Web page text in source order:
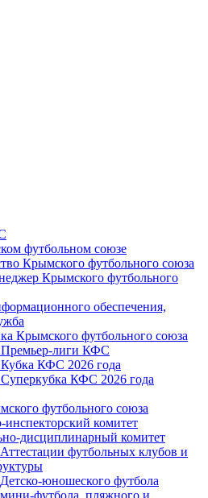
футбольном союзе
Крымского футбольного союза
Крымского футбольного
обеспечения,
Крымского футбольного союза
лиги КФС
КФС 2026 года
КФС 2026 года
футбольного союза
инспекторский комитет
дисциплинарный комитет
футбольных клубов и
юношеского футбола
футбола, пляжного и